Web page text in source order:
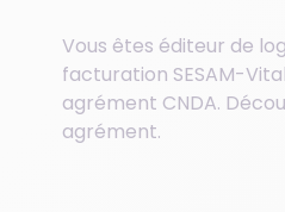
Vous êtes éditeur de
facturation SESAM-
agrément CNDA.
agrément.